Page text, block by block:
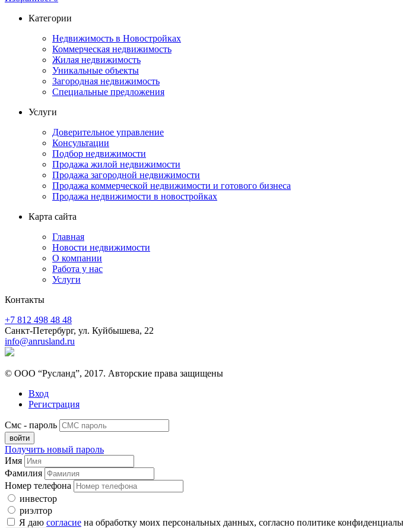
Категории
Недвижимость в Новостройках
Коммерческая недвижимость
Жилая недвижимость
Уникальные объекты
Загородная недвижимость
Специальные предложения
Услуги
Доверительное управление
Консультации
Подбор недвижимости
Продажа жилой недвижимости
Продажа загородной недвижимости
Продажа коммерческой недвижимости и готового бизнеса
Продажа недвижимости в новостройках
Карта сайта
Главная
Новости недвижимости
О компании
Работа у нас
Услуги
Контакты
+7 812 498 48 48
Санкт-Петербург, ул. Куйбышева, 22
info@anrusland.ru
© ООО “Русланд”, 2017. Авторские права защищены
Вход
Регистрация
Смс - пароль
Получить новый пароль
Имя
Фамилия
Номер телефона
инвестор
риэлтор
Я даю согласие на обработку моих персональных данных, согласно политике